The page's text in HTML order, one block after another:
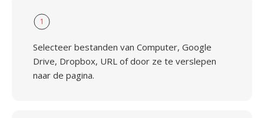
1
Selecteer bestanden van Computer, Google
Drive, Dropbox, URL of door ze te verslepen
naar de pagina.